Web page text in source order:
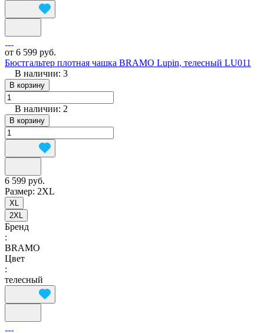
от 6 599 руб.
Бюстгальтер плотная чашка BRAMO Lupin, телесный LU011
В наличии: 3
В корзину
В наличии: 2
В корзину
6 599 руб.
Размер: 2XL
XL
2XL
Бренд
:
BRAMO
Цвет
:
телесный